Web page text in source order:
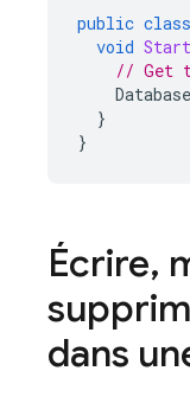
public class
void Start
// Get
}
}
Écrire,
dans